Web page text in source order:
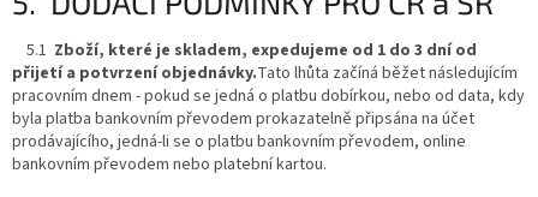
5.1 Zboží, které je skladem, expedujeme od 1 do 3 dní od
přijetí a potvrzení objednávky.Tato lhůta začíná běžet následujícím
pracovním dnem - pokud se jedná o platbu dobírkou, nebo od data, kdy
byla platba bankovním převodem prokazatelně připsána na účet
prodávajícího, jedná-li se o platbu bankovním převodem, online
bankovním převodem nebo platební kartou.